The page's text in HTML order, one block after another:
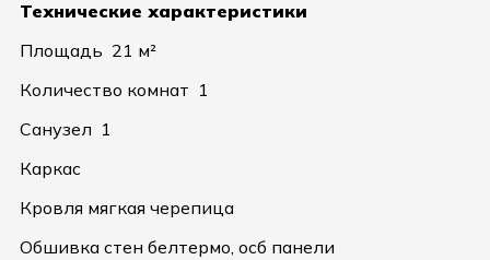
Технические характеристики
Площадь 21 м²
Количество комнат 1
Санузел 1
Каркас
Кровля мягкая черепица
Обшивка стен белтермо, осб панели